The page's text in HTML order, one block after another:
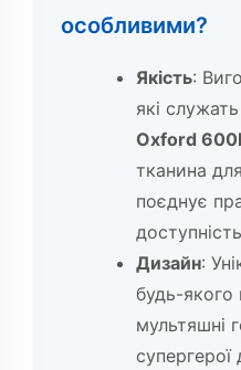
особливими?
Якість:
які
Oxford
тканина
поєднує
Дизайн:
будь-якого
мультяшні
супергерої